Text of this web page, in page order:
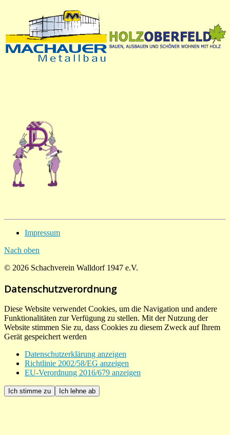
Impressum
Nach oben
© 2026 Schachverein Walldorf 1947 e.V.
Datenschutzverordnung
Diese Website verwendet Cookies, um die Navigation und andere
Funktionalitäten zur Verfügung zu stellen. Mit der Nutzung der
Website stimmen Sie zu, dass Cookies zu diesem Zweck auf Ihrem
Gerät gespeichert werden
Datenschutzerklärung anzeigen
Richtlinie 2002/58/EG anzeigen
EU-Verordnung 2016/679 anzeigen
Ich stimme zu Ich lehne ab